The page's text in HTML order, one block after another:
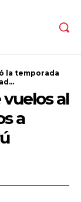
la temporada
al
a